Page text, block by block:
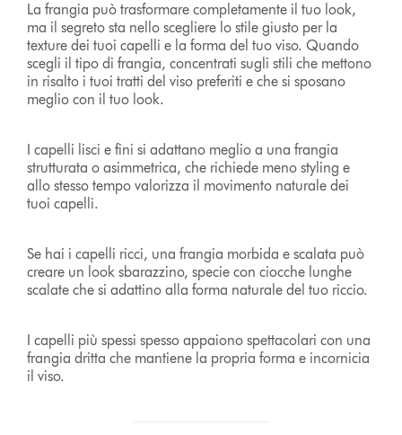
La frangia può trasformare completamente il tuo look,
ma il segreto sta nello scegliere lo stile giusto per la
texture dei tuoi capelli e la forma del tuo viso. Quando
scegli il tipo di frangia, concentrati sugli stili che mettono
in risalto i tuoi tratti del viso preferiti e che si sposano
meglio con il tuo look.
I capelli lisci e fini si adattano meglio a una frangia
strutturata o asimmetrica, che richiede meno styling e
allo stesso tempo valorizza il movimento naturale dei
tuoi capelli.
Se hai i capelli ricci, una frangia morbida e scalata può
creare un look sbarazzino, specie con ciocche lunghe
scalate che si adattino alla forma naturale del tuo riccio.
I capelli più spessi spesso appaiono spettacolari con una
frangia dritta che mantiene la propria forma e incornicia
il viso.